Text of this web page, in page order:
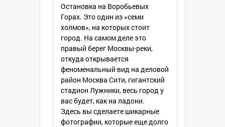
Остановка на Воробьевых
Горах. Это один из «семи
холмов», на которых стоит
город. На самом деле это
правый берег Москвы-реки,
откуда открывается
феноменальный вид на деловой
район Москва Сити, гигантский
стадион Лужники, весь город у
вас будет, как на ладони.
Здесь вы сделаете шикарные
фотографии, которые еще долго